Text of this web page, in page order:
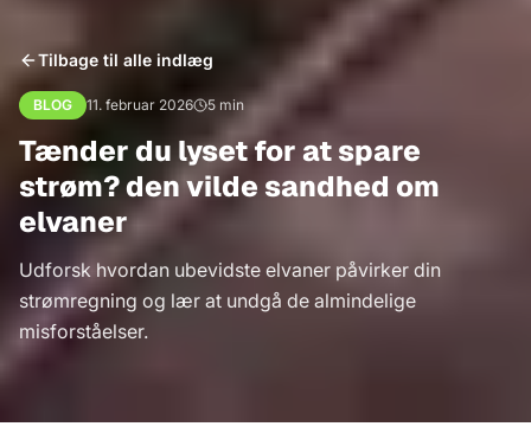
Tilbage til alle indlæg
BLOG 11. februar 2026 5 min
Tænder du lyset for at spare
strøm? den vilde sandhed om
elvaner
Udforsk hvordan ubevidste elvaner påvirker din
strømregning og lær at undgå de almindelige
misforståelser.